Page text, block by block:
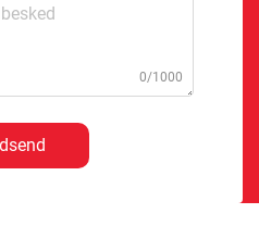
0/1000